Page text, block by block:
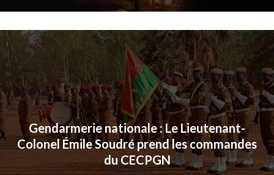
Gendarmerie nationale : Le Lieutenant-
Colonel Émile Soudré prend les commandes
du CECPGN